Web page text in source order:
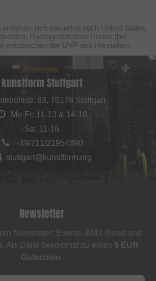
sich steuerfrei nach United States,
Durchgestrichene Preise (bei
entsprechen der UVP des Herstellers.
kunstform Stuttgart
63, 70178 Stuttgart
Mo-Fr: 11-13 & 14-18
Sa: 11-16
+49/711/21954890
stuttgart@kunstform.org
Newsletter
Newsletter: Events, BMX News und
Als Dank bekommst du einen 5 EUR
Gutschein.